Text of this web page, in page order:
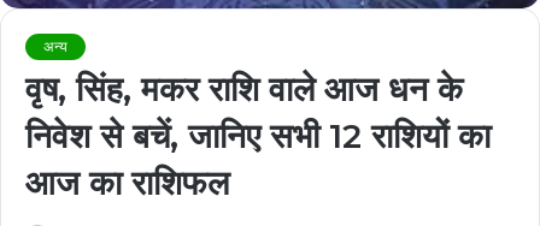
अन्य
वृष, सिंह, मकर राशि वाले आज धन के
निवेश से बचें, जानिए सभी 12 राशियों का
आज का राशिफल